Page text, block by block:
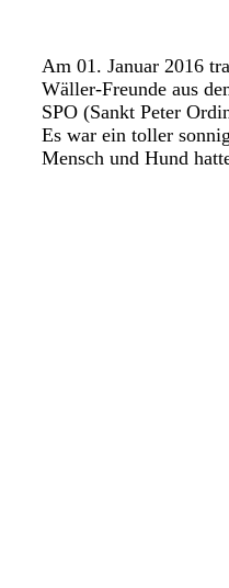
Am 01. Januar 2016
Wäller-Freunde aus
SPO (Sankt Peter
Es war ein toller
Mensch und Hund